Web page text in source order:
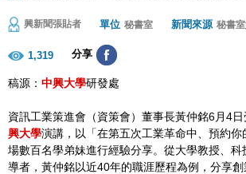
興新聞張貼者 單位 秘書室 新聞來源 秘書
1,319 分享
稿源： 中興大學研發處
資訊工業策進會（資策會）董事長黃仲銘6月4
興大學演講，以「在第五次工業革命中、預約你
場數百名學弟妹進行經驗分享。從大學教授、
導者，黃仲銘以近40年的職涯歷程為例，分享